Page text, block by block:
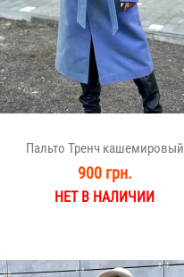
Пальто Тренч кашемировый
900 грн.
НЕТ В НАЛИЧИИ